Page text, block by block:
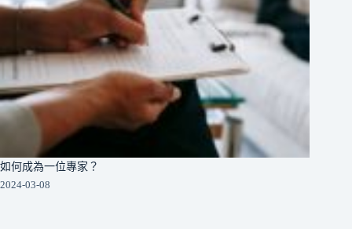
如何成為一位專家？
2024-03-08